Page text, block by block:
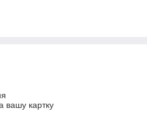
вашу картку